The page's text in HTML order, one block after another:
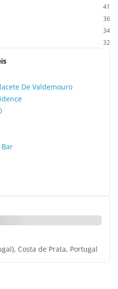
41
36
34
32
De Valdemouro
Costa de Prata, Portugal